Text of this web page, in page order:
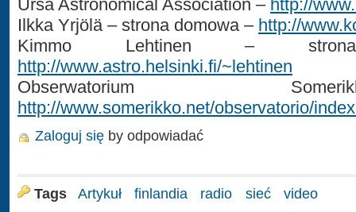
Ursa Astronomical Association – http://
Ilkka Yrjölä – strona domowa – http://
Kimmo Lehtinen –
http://www.astro.helsinki.fi/~lehtinen
Obserwatorium
http://www.somerikko.net/observatorio/
Zaloguj się by odpowiadać
Tags Artykuł finlandia radio sieć video